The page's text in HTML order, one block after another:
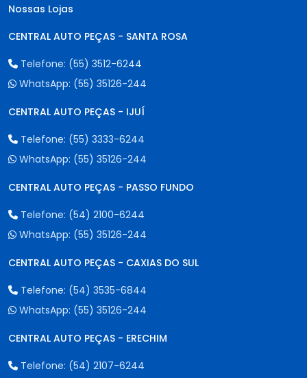
Nossas Lojas
CENTRAL AUTO PEÇAS - SANTA ROSA
Telefone: (55) 3512-6244
WhatsApp: (55) 35126-244
CENTRAL AUTO PEÇAS - IJUÍ
Telefone: (55) 3333-6244
WhatsApp: (55) 35126-244
CENTRAL AUTO PEÇAS - PASSO FUNDO
Telefone: (54) 2100-6244
WhatsApp: (55) 35126-244
CENTRAL AUTO PEÇAS - CAXIAS DO SUL
Telefone: (54) 3535-6844
WhatsApp: (55) 35126-244
CENTRAL AUTO PEÇAS - ERECHIM
Telefone: (54) 2107-6244